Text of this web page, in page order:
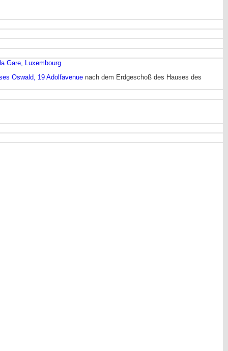
Gare, Luxembourg
Oswald, 19 Adolfavenue nach dem Erdgeschoß des Hauses des